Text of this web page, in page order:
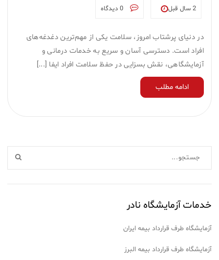
2 سال قبل
در دنیای پرشتاب امروز، سلامت یکی از مهم‌ترین دغدغه‌های
افراد است. دسترسی آسان و سریع به خدمات درمانی و
آزمایشگاهی، نقش بسزایی در حفظ سلامت افراد ایفا [...]
ادامه مطلب
خدمات آزمایشگاه نادر
آزمایشگاه طرف قرارداد بیمه ایران
آزمایشگاه طرف قرارداد بیمه البرز